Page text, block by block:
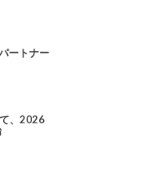
ートナー
、2026